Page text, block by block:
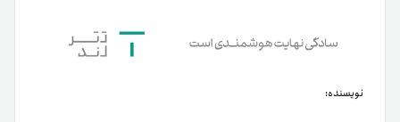
نویسنده: